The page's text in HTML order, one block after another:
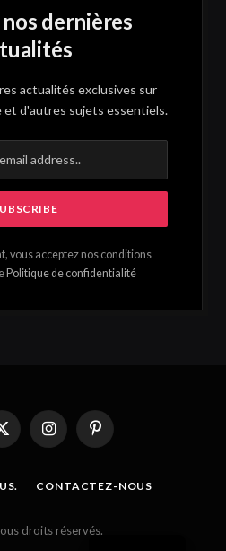
dernières
actualités exclusives sur
et d'autres sujets essentiels.
vous acceptez nos conditions
Politique de confidentialité
X
(Twitter)
InstagramPinterest
CONTACTEZ-NOUS
droits réservés.